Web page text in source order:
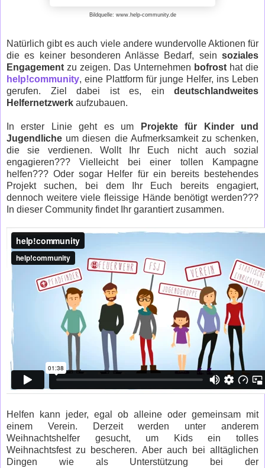
Bildquelle: www.help-community.de
Natürlich gibt es auch viele andere wundervolle Aktionen für
die es keiner besonderen Anlässe Bedarf, sein soziales
Engagement zu zeigen. Das Unternehmen bofrost hat die
help!community, eine Plattform für junge Helfer, ins Leben
gerufen. Ziel dabei ist es, ein deutschlandweites
Helfernetzwerk aufzubauen.
In erster Linie geht es um
Projekte für Kinder und
Jugendliche um diesen die Aufmerksamkeit zu schenken,
die sie verdienen. Wollt Ihr Euch nicht auch sozial
engagieren??? Vielleicht bei einer tollen Kampagne
helfen??? Oder sogar Helfer für ein bereits bestehendes
Projekt suchen, bei dem Ihr Euch bereits engagiert,
dennoch weitere viele fleissige Hände benötigt werden???
In dieser Community findet Ihr garantiert zusammen.
Helfen kann jeder, egal ob alleine oder gemeinsam mit
einem Verein. Derzeit werden unter anderem
Weihnachtshelfer gesucht, um Kids ein tolles
Weihnachtsfest zu bescheren. Aber auch bei alltäglichen
Dingen wie als Unterstützung bei der